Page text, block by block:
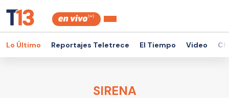
Lo Último Reportajes Teletrece El Tiempo Video
SIRENA